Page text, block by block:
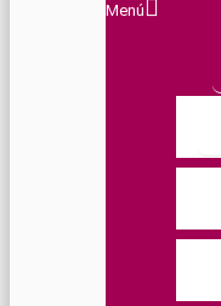
Menú